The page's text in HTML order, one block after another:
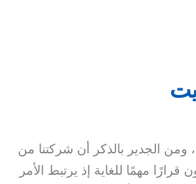
ومن الجدير بالذكر أن شركتنا من
مهمًا للغاية إذ يرتبط الأمر